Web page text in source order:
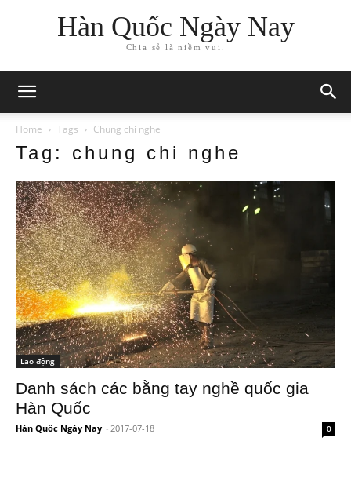
Hàn Quốc Ngày Nay
Chia sẻ là niềm vui.
Home Tags Chung chi nghe
Tag: chung chi nghe
Lao động
Danh sách các bằng tay nghề quốc gia
Hàn Quốc
Hàn Quốc Ngày Nay - 2017-07-18 0